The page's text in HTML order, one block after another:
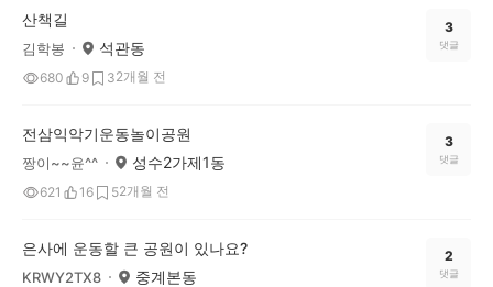
산책길
김학봉 석관동
680 9 32개월 전
3
댓글
전삼익악기운동놀이공원
짱이~~윤^^ 성수2가제1동
621 16 52개월 전
3
댓글
은사에 운동할 큰 공원이 있나요?
KRWY2TX8 중계본동
2
댓글